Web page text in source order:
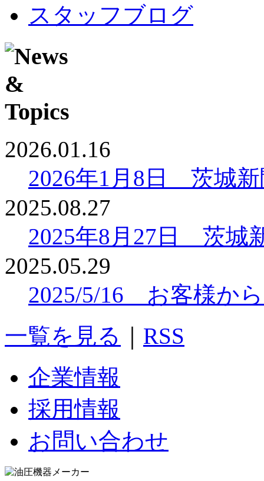
スタッフブログ
2026.01.16
2026年1月8日 茨城
2025.08.27
2025年8月27日 茨城
2025.05.29
2025/5/16 お客様か
一覧を見る
RSS
企業情報
採用情報
お問い合わせ